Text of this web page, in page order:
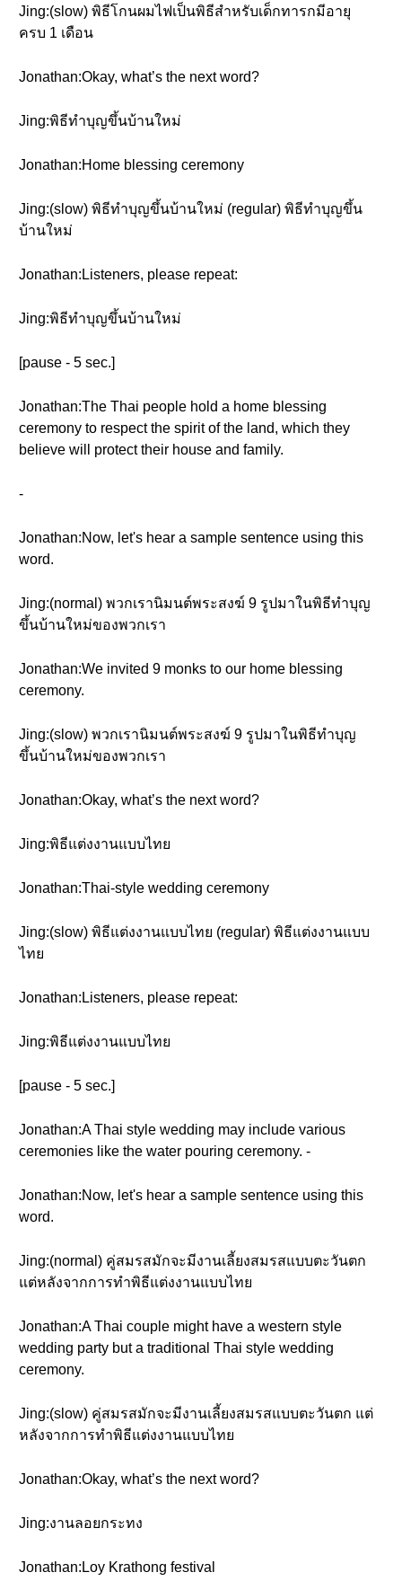
Jing:(slow) พิธีโกนผมไฟเป็นพิธีสำหรับเด็กทารกมีอายุ
ครบ 1 เดือน
Jonathan:Okay, what’s the next word?
Jing:พิธีทำบุญขึ้นบ้านใหม่
Jonathan:Home blessing ceremony
Jing:(slow) พิธีทำบุญขึ้นบ้านใหม่ (regular) พิธีทำบุญขึ้น
บ้านใหม่
Jonathan:Listeners, please repeat:
Jing:พิธีทำบุญขึ้นบ้านใหม่
[pause - 5 sec.]
Jonathan:The Thai people hold a home blessing
ceremony to respect the spirit of the land, which they
believe will protect their house and family.
-
Jonathan:Now, let's hear a sample sentence using this
word.
Jing:(normal) พวกเรานิมนต์พระสงฆ์ 9 รูปมาในพิธีทำบุญ
ขึ้นบ้านใหม่ของพวกเรา
Jonathan:We invited 9 monks to our home blessing
ceremony.
Jing:(slow) พวกเรานิมนต์พระสงฆ์ 9 รูปมาในพิธีทำบุญ
ขึ้นบ้านใหม่ของพวกเรา
Jonathan:Okay, what’s the next word?
Jing:พิธีแต่งงานแบบไทย
Jonathan:Thai-style wedding ceremony
Jing:(slow) พิธีแต่งงานแบบไทย (regular) พิธีแต่งงานแบบ
ไทย
Jonathan:Listeners, please repeat:
Jing:พิธีแต่งงานแบบไทย
[pause - 5 sec.]
Jonathan:A Thai style wedding may include various
ceremonies like the water pouring ceremony. -
Jonathan:Now, let's hear a sample sentence using this
word.
Jing:(normal) คู่สมรสมักจะมีงานเลี้ยงสมรสแบบตะวันตก
แต่หลังจากการทำพิธีแต่งงานแบบไทย
Jonathan:A Thai couple might have a western style
wedding party but a traditional Thai style wedding
ceremony.
Jing:(slow) คู่สมรสมักจะมีงานเลี้ยงสมรสแบบตะวันตก แต่
หลังจากการทำพิธีแต่งงานแบบไทย
Jonathan:Okay, what’s the next word?
Jing:งานลอยกระทง
Jonathan:Loy Krathong festival